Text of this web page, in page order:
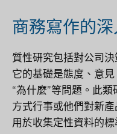
商務寫作的
質性研究包括對公司
它的基礎是態度、意
“為什麼”等問題。此
方式行事或他們對新
用於收集定性資料的標